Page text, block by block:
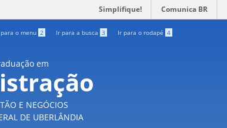
Simplifique! Comunica BR
o menu 2 Ir para a busca 3 Ir para o rodapé 4
em
E NEGÓCIOS
DE UBERLÂNDIA